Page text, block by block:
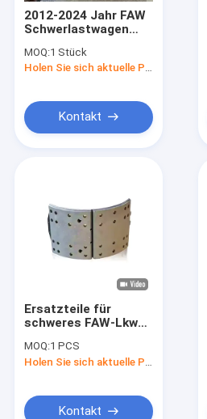
2012-2024 Jahr FAW
Schwerlastwagen
87V/A
Kraftstofffilter-Bau
MOQ:1 Stück
Holen Sie sich aktuelle Preis
Kontakt
Ersatzteile für
schweres FAW-Lkw
Bremsbeläge
Originalfabrik zum
MOQ:1 PCS
Kontakt